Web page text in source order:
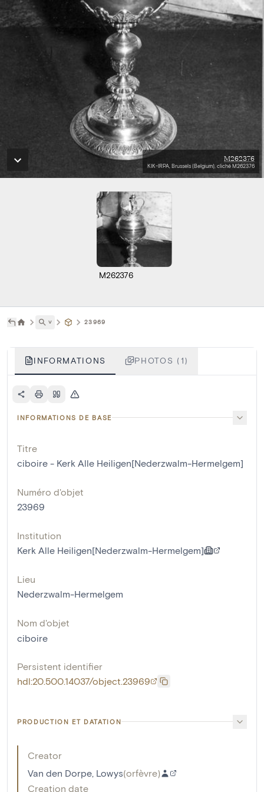
M262376
KIK-IRPA, Brussels (Belgium), cliché M262376
M262376
˅ 23969
INFORMATIONS PHOTOS (1)
INFORMATIONS DE BASE
Titre
ciboire - Kerk Alle Heiligen[Nederzwalm-Hermelgem]
Numéro d'objet
23969
Institution
Kerk Alle Heiligen[Nederzwalm-Hermelgem]
Lieu
Nederzwalm-Hermelgem
Nom d'objet
ciboire
Persistent identifier
hdl:20.500.14037/object.23969
PRODUCTION ET DATATION
Creator
Van den Dorpe, Lowys(orfèvre)
Creation date